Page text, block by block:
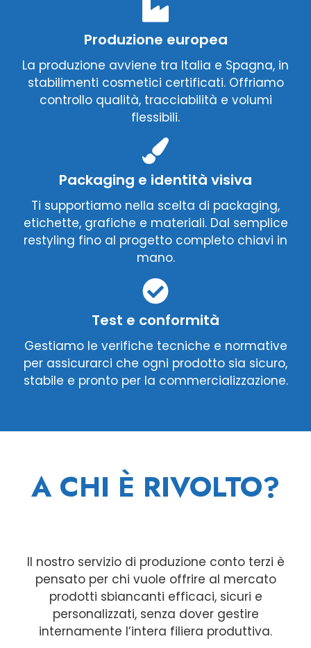
Produzione europea
La produzione avviene tra Italia e Spagna, in
stabilimenti cosmetici certificati. Offriamo
controllo qualità, tracciabilità e volumi
flessibili.
Packaging e identità visiva
Ti supportiamo nella scelta di packaging,
etichette, grafiche e materiali. Dal semplice
restyling fino al progetto completo chiavi in
mano.
Test e conformità
Gestiamo le verifiche tecniche e normative
per assicurarci che ogni prodotto sia sicuro,
stabile e pronto per la commercializzazione.
A CHI È RIVOLTO?
Il nostro servizio di produzione conto terzi è
pensato per chi vuole offrire al mercato
prodotti sbiancanti efficaci, sicuri e
personalizzati, senza dover gestire
internamente l’intera filiera produttiva.